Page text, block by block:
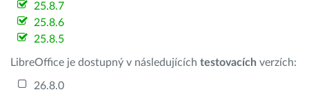
25.8.7
25.8.6
25.8.5
LibreOffice je dostupný v následujících testovacích verzích:
26.8.0